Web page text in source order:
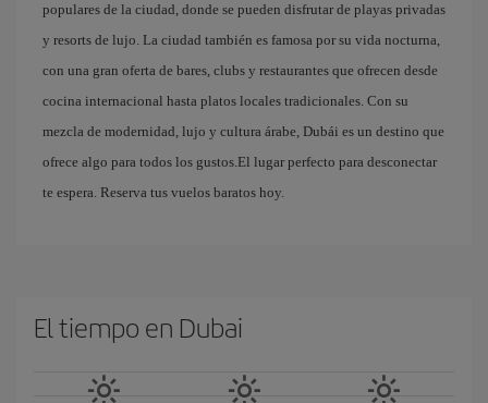
populares de la ciudad, donde se pueden disfrutar de playas privadas
y resorts de lujo. La ciudad también es famosa por su vida nocturna,
con una gran oferta de bares, clubs y restaurantes que ofrecen desde
cocina internacional hasta platos locales tradicionales. Con su
mezcla de modernidad, lujo y cultura árabe, Dubái es un destino que
ofrece algo para todos los gustos.El lugar perfecto para desconectar
te espera. Reserva tus vuelos baratos hoy.
El tiempo en Dubai